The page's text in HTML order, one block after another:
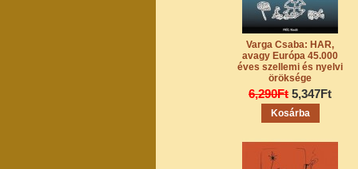
Varga Csaba: HAR,
avagy Európa 45.000
éves szellemi és nyelvi
öröksége
6,290Ft 5,347Ft